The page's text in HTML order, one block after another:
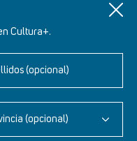
Cultura+.
(opcional)
(opcional)